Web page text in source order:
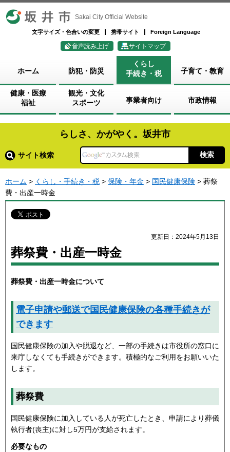
坂井市 Sakai City Official Website
文字サイズ・色合いの変更 携帯サイト Foreign Language
音声読み上げ サイトマップ
ホーム 防犯・防災
くらし
手続き・税
子育て・教育
健康・医療
福祉
観光・文化
スポーツ
事業者向け 市政情報
らしさ、かがやく。坂井市
サイト検索
ホーム > くらし・手続き・税 > 保険・年金 > 国民健康保険 > 葬祭
費・出産一時金
更新日：2024年5月13日
葬祭費・出産一時金
葬祭費・出産一時金について
電子申請や郵送で国民健康保険の各種手続きが
できます
国民健康保険の加入や脱退など、一部の手続きは市役所の窓口に
来庁しなくても手続きができます。積極的なご利用をお願いいた
します。
葬祭費
国民健康保険に加入している人が死亡したとき、申請により葬儀
執行者(喪主)に対し5万円が支給されます。
必要なもの